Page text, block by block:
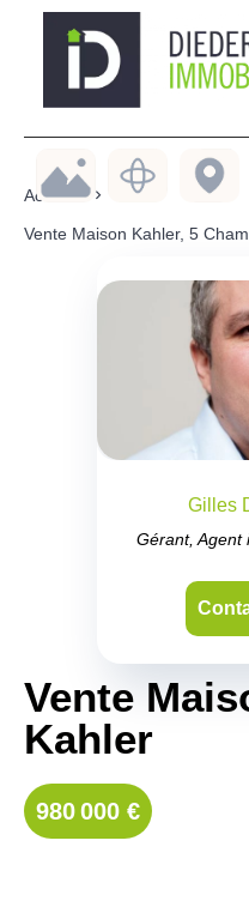
Accueil
Vente Maison Kahler, 5
Gilles
Gérant, Agent
Vente
Kahler
980 000 €